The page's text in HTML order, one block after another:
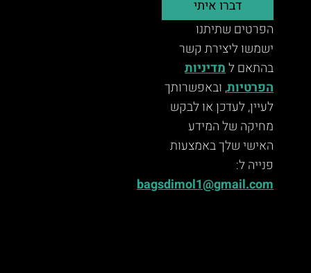
דברו איתי
הפרטים שתיתנו
ישמשו ליצירת קשר
בהתאם למדיניות
הפרטיות, ובאפשרותך
לעיין, לעדכן או לבקש
מחיקה של המידע
האישי שלך באמצעות
פנייה ל:
bagsdimol1@gmail.com